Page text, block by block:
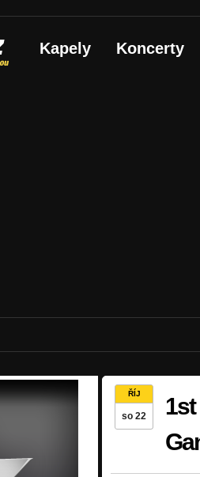
Kapely Koncerty
ŘÍJ
so 22